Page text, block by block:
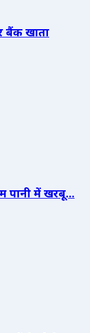
बैंक खाता
में खरबू...